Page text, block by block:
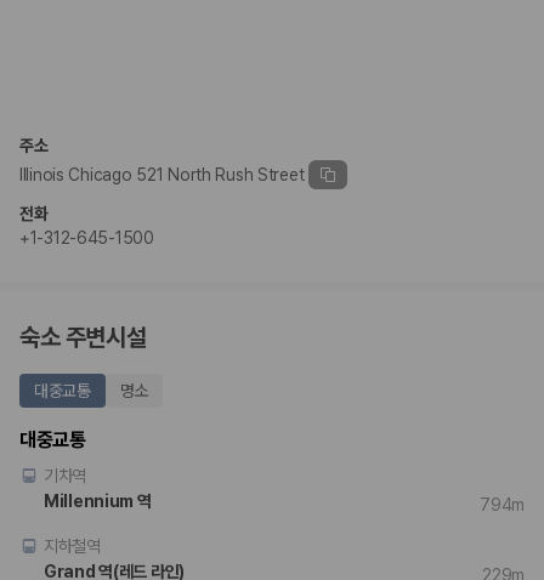
주소
Illinois Chicago 521 North Rush Street
전화
+1-312-645-1500
숙소 주변시설
대중교통 명소
대중교통
기차역
Millennium 역
794m
지하철역
Grand 역(레드 라인)
229m